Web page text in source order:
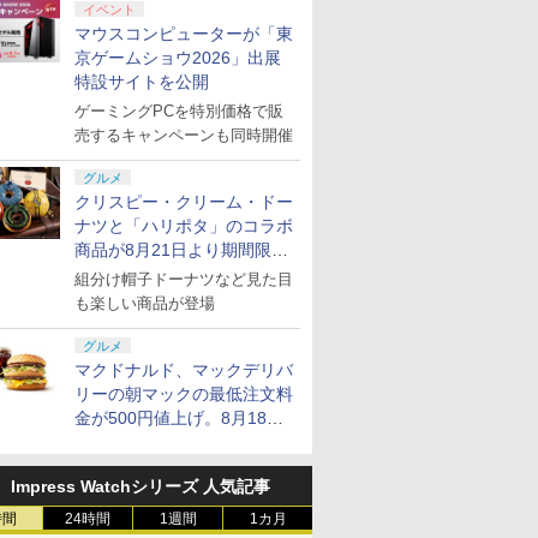
イベント
マウスコンピューターが「東
京ゲームショウ2026」出展
特設サイトを公開
ゲーミングPCを特別価格で販
売するキャンペーンも同時開催
グルメ
クリスピー・クリーム・ドー
ナツと「ハリポタ」のコラボ
商品が8月21日より期間限定
で発売
組分け帽子ドーナツなど見た目
も楽しい商品が登場
グルメ
マクドナルド、マックデリバ
リーの朝マックの最低注文料
金が500円値上げ。8月18日
Impress Watchシリーズ 人気記事
24時間 1週間 1カ月